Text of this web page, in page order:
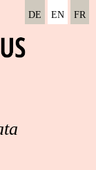
DE EN FR